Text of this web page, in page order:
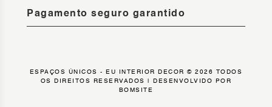
Pagamento seguro garantido
ESPAÇOS ÚNICOS - EU INTERIOR DECOR © 2026 TODOS
OS DIREITOS RESERVADOS | DESENVOLVIDO POR
BOMSITE